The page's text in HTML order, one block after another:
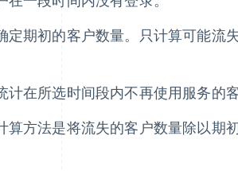
定期初的客户数量。只计算可能流
计在所选时间段内不再使用服务的客
算方法是将流失的客户数量除以期